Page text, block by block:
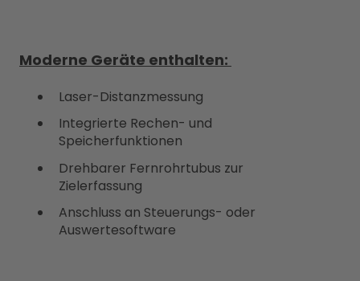
Moderne Geräte enthalten:
Laser-Distanzmessung
Integrierte Rechen- und
Speicherfunktionen
Drehbarer Fernrohrtubus zur
Zielerfassung
Anschluss an Steuerungs- oder
Auswertesoftware